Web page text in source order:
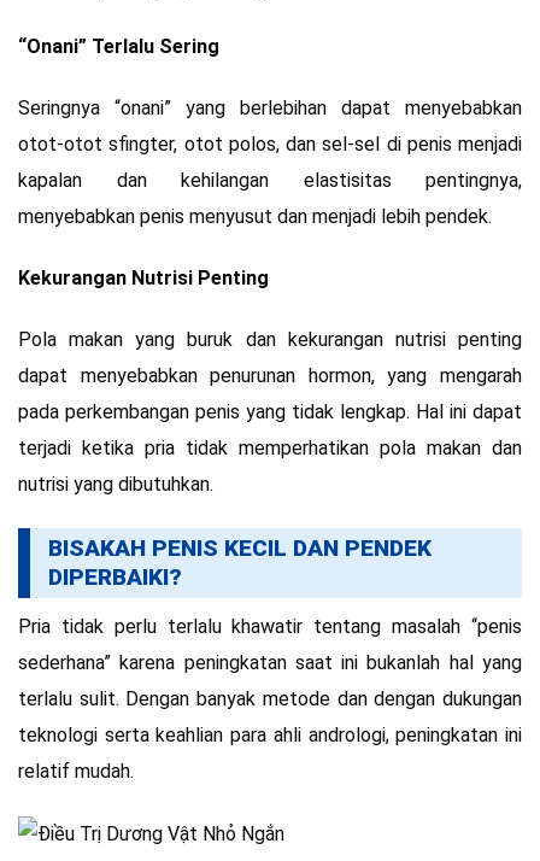
“Onani” Terlalu Sering
Seringnya “onani” yang berlebihan dapat menyebabkan
otot-otot sfingter, otot polos, dan sel-sel di penis menjadi
kapalan dan kehilangan elastisitas pentingnya,
menyebabkan penis menyusut dan menjadi lebih pendek.
Kekurangan Nutrisi Penting
Pola makan yang buruk dan kekurangan nutrisi penting
dapat menyebabkan penurunan hormon, yang mengarah
pada perkembangan penis yang tidak lengkap. Hal ini dapat
terjadi ketika pria tidak memperhatikan pola makan dan
nutrisi yang dibutuhkan.
BISAKAH PENIS KECIL DAN PENDEK
DIPERBAIKI?
Pria tidak perlu terlalu khawatir tentang masalah “penis
sederhana” karena peningkatan saat ini bukanlah hal yang
terlalu sulit. Dengan banyak metode dan dengan dukungan
teknologi serta keahlian para ahli andrologi, peningkatan ini
relatif mudah.